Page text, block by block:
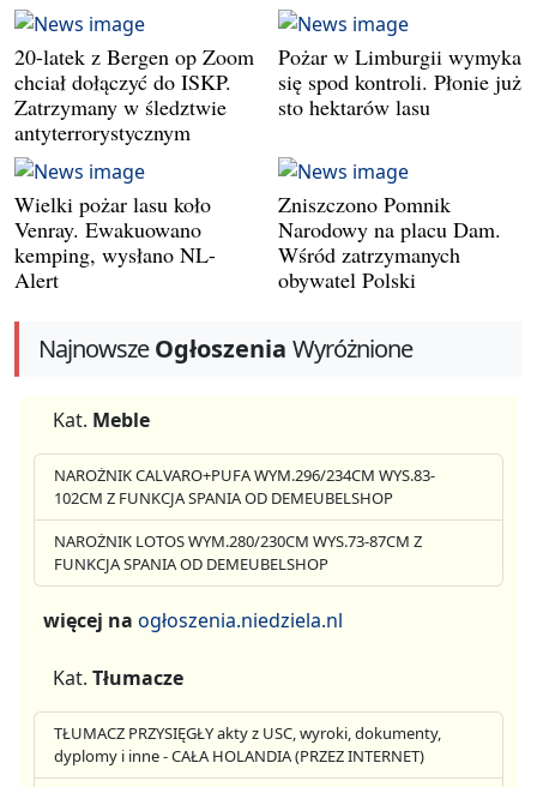
20-latek z Bergen op Zoom
chciał dołączyć do ISKP.
Zatrzymany w śledztwie
antyterrorystycznym
Pożar w Limburgii wymyka
się spod kontroli. Płonie już
sto hektarów lasu
Wielki pożar lasu koło
Venray. Ewakuowano
kemping, wysłano NL-
Alert
Zniszczono Pomnik
Narodowy na placu Dam.
Wśród zatrzymanych
obywatel Polski
NajnowszeOgłoszenia Wyróżnione
Kat. Meble
NAROŻNIK CALVARO+PUFA WYM.296/234CM WYS.83-
102CM Z FUNKCJA SPANIA OD DEMEUBELSHOP
NAROŻNIK LOTOS WYM.280/230CM WYS.73-87CM Z
FUNKCJA SPANIA OD DEMEUBELSHOP
więcej na ogłoszenia.niedziela.nl
Kat. Tłumacze
TŁUMACZ PRZYSIĘGŁY akty z USC, wyroki, dokumenty,
dyplomy i inne - CAŁA HOLANDIA (PRZEZ INTERNET)